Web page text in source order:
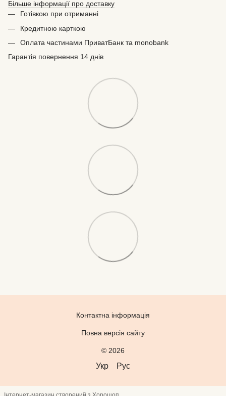
Більше інформації про доставку
Готівкою при отриманні
Кредитною карткою
Оплата частинами ПриватБанк та monobank
Гарантія повернення 14 днів
Контактна інформація
Повна версія сайту
© 2026
Укр Рус